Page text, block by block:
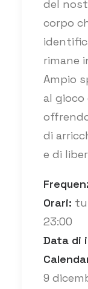
del
corpo
rimane
Ampio
al gioco
di
e di
Orari:
23:00
Data di
9